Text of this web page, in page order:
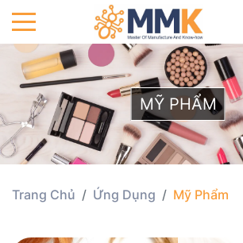
MỸ PHẨM
Trang Chủ Ứng Dụng Mỹ Phẩm